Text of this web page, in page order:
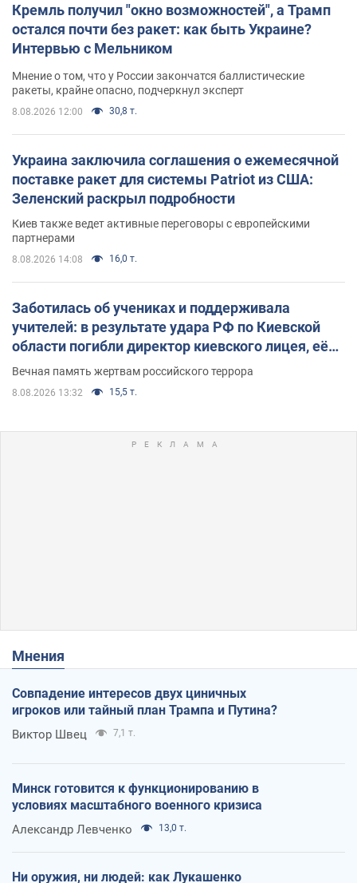
Кремль получил "окно возможностей", а Трамп
остался почти без ракет: как быть Украине?
Интервью с Мельником
Мнение о том, что у России закончатся баллистические
ракеты, крайне опасно, подчеркнул эксперт
8.08.2026 12:00 30,8 т.
Украина заключила соглашения о ежемесячной
поставке ракет для системы Patriot из США:
Зеленский раскрыл подробности
Киев также ведет активные переговоры с европейскими
партнерами
8.08.2026 14:08 16,0 т.
Заботилась об учениках и поддерживала
учителей: в результате удара РФ по Киевской
области погибли директор киевского лицея, её
муж и внук
Вечная память жертвам российского террора
8.08.2026 13:32 15,5 т.
Мнения
Совпадение интересов двух циничных
игроков или тайный план Трампа и Путина?
Виктор Швец 7,1 т.
Минск готовится к функционированию в
условиях масштабного военного кризиса
Александр Левченко 13,0 т.
Ни оружия, ни людей: как Лукашенко